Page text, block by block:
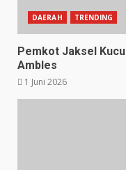
DAERAH TRENDING
Pemkot Jaksel
Ambles
1 Juni 2026